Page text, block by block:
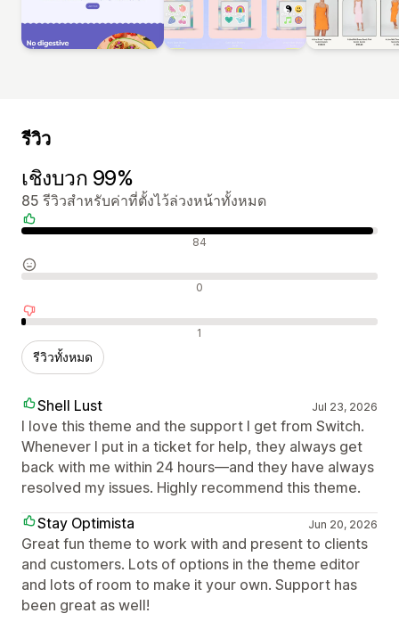
รีวิว
เชิงบวก 99%
85 รีวิวสำหรับค่าที่ตั้งไว้ล่วงหน้าทั้งหมด
รีวิวเชิงบวก 84
รีวิวที่เป็นกลาง 0
รีวิวเชิงลบ 1
รีวิวทั้งหมด
Shell Lust Jul 23, 2026
I love this theme and the support I get from Switch.
Whenever I put in a ticket for help, they always get
back with me within 24 hours—and they have always
resolved my issues. Highly recommend this theme.
Stay Optimista
Jun 20, 2026
Great fun theme to work with and present to clients
and customers. Lots of options in the theme editor
and lots of room to make it your own. Support has
been great as well!